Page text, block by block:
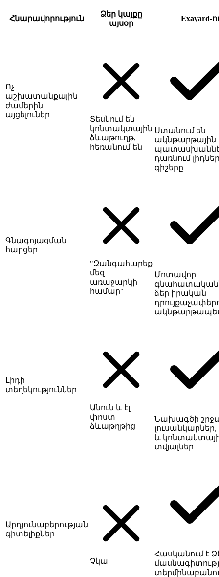
Հնարավորություն
Ձեր կայքը
այսօր
Exayard-
Ոչ
աշխատանքային
ժամերին
այցելուներ
Տեսնում են
կոնտակտային
ձևաթուղթ,
հեռանում են
Ստանում են
ակնթարթային
դառնում
գիշերը
Գնագոյացման
հարցեր
"Զանգահարեք
մեզ
առաջարկի
համար"
Մոտավոր
ձեր իրական
Լիդի
տեղեկություններ
Անուն և էլ.
փոստ
ձևաթղթից
Նախագծի
լուսանկարներ,
և
տվյալներ
Արդյունաբերության
գիտելիքներ
Չկա
Հասկանում է